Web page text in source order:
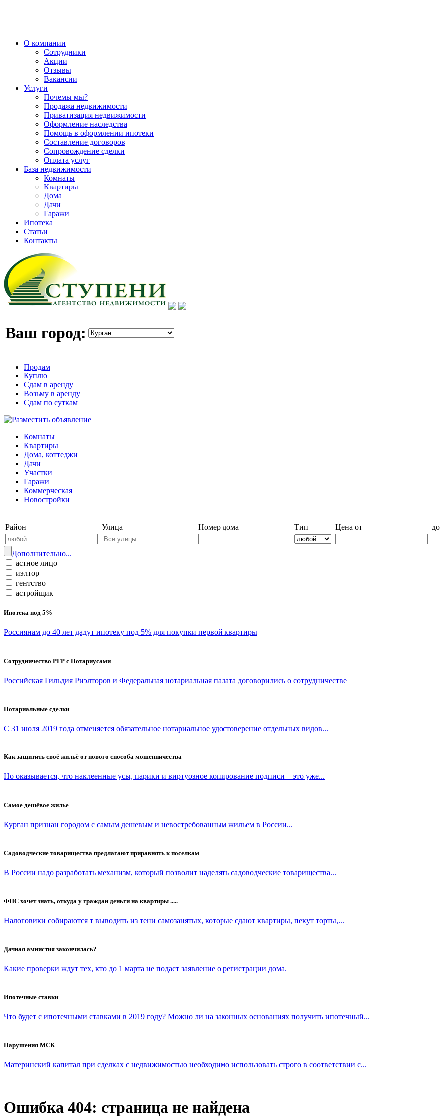
О компании
Сотрудники
Акции
Отзывы
Вакансии
Услуги
Почемы мы?
Продажа недвижимости
Приватизация недвижимости
Оформление наследства
Помощь в оформлении ипотеки
Составление договоров
Сопровождение сделки
Оплата услуг
База недвижимости
Комнаты
Квартиры
Дома
Дачи
Гаражи
Ипотека
Статьи
Контакты
Ваш город:
Продам
Куплю
Сдам в аренду
Возьму в аренду
Сдам по суткам
Комнаты
Квартиры
Дома, коттеджи
Дачи
Участки
Гаражи
Коммерческая
Новостройки
Район
Улица Номер дома Тип Цена от
до
Дополнительно...
астное лицо
иэлтор
гентство
астройщик
Ипотека под 5%
Россиянам до 40 лет дадут ипотеку под 5% для покупки первой квартиры
Сотрудничество РГР с Нотариусами
Российская Гильдия Риэлторов и Федеральная нотариальная палата договорились о сотрудничестве
Нотариальные сделки
С 31 июля 2019 года отменяется обязательное нотариальное удостоверение отдельных видов...
Как защитить своё жильё от нового способа мошенничества
Но оказывается, что наклеенные усы, парики и виртуозное копирование подписи – это уже...
Самое дешёвое жилье
Курган признан городом с самым дешевым и невостребованным жильем в России...
Садоводческие товарищества предлагают приравнять к поселкам
В России надо разработать механизм, который позволит наделять садоводческие товарищества...
ФНС хочет знать, откуда у граждан деньги на квартиры .....
Налоговики собираются т выводить из тени самозанятых, которые сдают квартиры, пекут торты,...
Дачная амнистия закончилась?
Какие проверки ждут тех, кто до 1 марта не подаст заявление о регистрации дома.
Ипотечные ставки
Что будет с ипотечными ставками в 2019 году? Можно ли на законных основаниях получить ипотечный...
Нарушения МСК
Материнский капитал при сделках с недвижимостью необходимо использовать строго в соответствии с...
Ошибка 404: страница не найдена